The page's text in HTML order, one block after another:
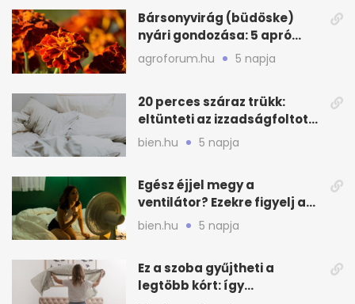
Bársonyvirág (büdöske)
nyári gondozása: 5 apró
lépés a dús virágzásért
agroforum.hu 5 napja
20 perces száraz trükk:
eltünteti az izzadságfoltot
és a szagot a matracról
bien.hu 5 napja
Egész éjjel megy a
ventilátor? Ezekre figyelj a
hőségben alvásnál
bien.hu 5 napja
Ez a szoba gyűjtheti a
legtöbb kórt: így